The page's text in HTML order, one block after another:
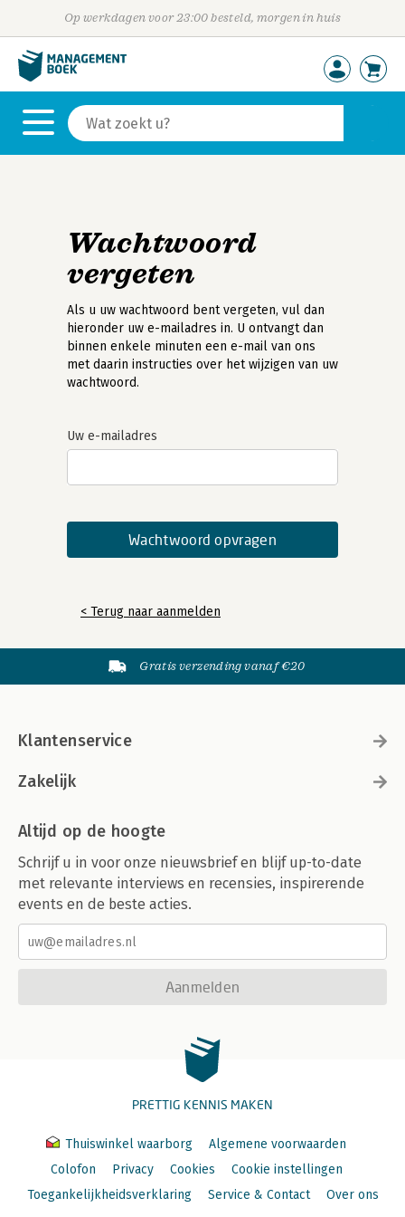
Op werkdagen voor 23:00 besteld, morgen in huis
Wachtwoord
vergeten
Als u uw wachtwoord bent vergeten, vul dan
hieronder uw e-mailadres in. U ontvangt dan
binnen enkele minuten een e-mail van ons
met daarin instructies over het wijzigen van uw
wachtwoord.
Uw e-mailadres
< Terug naar aanmelden
Gratis verzending vanaf €20
Klantenservice
Zakelijk
Altijd op de hoogte
Schrijf u in voor onze nieuwsbrief en blijf up-to-date
met relevante interviews en recensies, inspirerende
events en de beste acties.
Aanmelden
PRETTIG KENNIS MAKEN
Thuiswinkel waarborg
Algemene voorwaarden
Colofon
Privacy Cookies
Cookie instellingen
Toegankelijkheidsverklaring
Service & Contact Over ons